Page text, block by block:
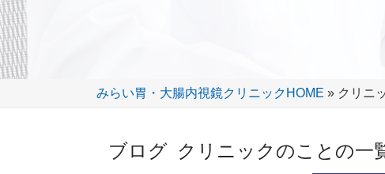
みらい胃・大腸内視鏡クリニックHOME » クリニ
ブログ クリニックのことの一